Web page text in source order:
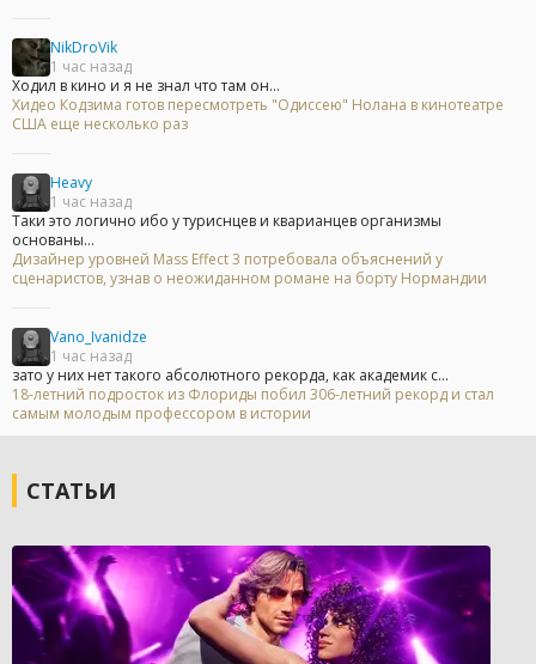
NikDroVik
1 час назад
Ходил в кино и я не знал что там он...
Хидео Кодзима готов пересмотреть "Одиссею" Нолана в кинотеатре
США еще несколько раз
Heavy
1 час назад
Таки это логично ибо у туриснцев и кварианцев организмы
основаны...
Дизайнер уровней Mass Effect 3 потребовала объяснений у
сценаристов, узнав о неожиданном романе на борту Нормандии
Vano_Ivanidze
1 час назад
зато у них нет такого абсолютного рекорда, как академик с...
18-летний подросток из Флориды побил 306-летний рекорд и стал
самым молодым профессором в истории
СТАТЬИ